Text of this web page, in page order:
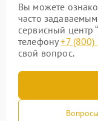
Вы можете
часто
сервисный центр
телефону+7
свой вопрос.